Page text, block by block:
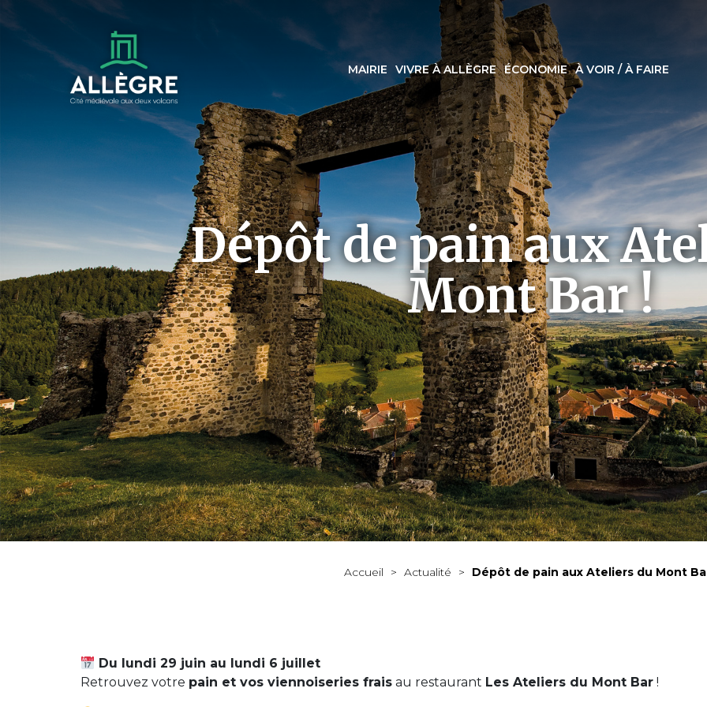
MAIRIE VIVRE À ALLÈGRE ÉCONOMIE À VOIR / À FAIRE
Dépôt de pain aux
Mont Bar !
Accueil > Actualité > Dépôt de pain aux Ateliers du Mont
Du lundi 29 juin au lundi 6 juillet
Retrouvez votre pain et vos viennoiseries frais au restaurant Les Ateliers du Mont Bar !